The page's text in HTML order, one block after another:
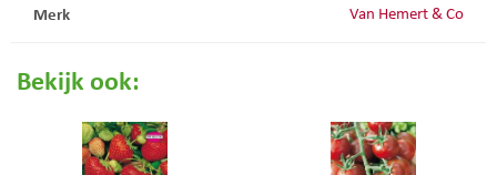
Merk Van Hemert & Co
Bekijk ook: